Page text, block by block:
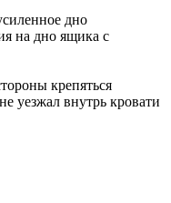
дно
на дно ящика с
крепяться
уезжал внутрь кровати